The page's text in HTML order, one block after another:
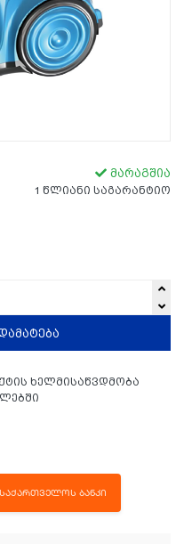
მარაგშია
1 წლიანი საგარანტიო
ხელმისაწვდმობა
ᲡᲐᲥᲐᲠᲗᲕᲔᲚᲝᲡ ᲑᲐᲜᲙᲘ